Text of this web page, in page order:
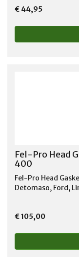
€ 44,95
Fel-Pro Head
400
Fel-Pro Head
Detomaso, Ford,
€ 105,00